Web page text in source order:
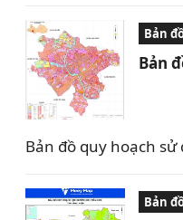
Bản
Bản
Bản đồ quy hoạch
Bản